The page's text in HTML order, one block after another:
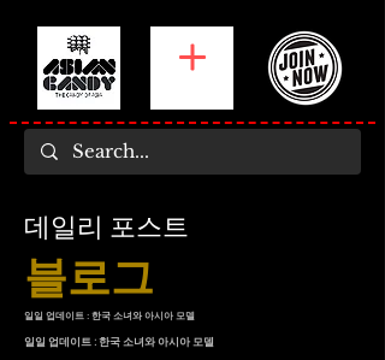
데일리 포스트
블로그
일일 업데이트 : 한국 소녀와 아시아 모델
일일 업데이트 : 한국 소녀와 아시아 모델